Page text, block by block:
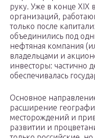
руку. Уже в конце XIX
организаций,
только после
объединились под
нефтяная компания
владельцами и
инвесторы: частично
обеспечивалась
Основное
расширение
месторождений и
развитии и